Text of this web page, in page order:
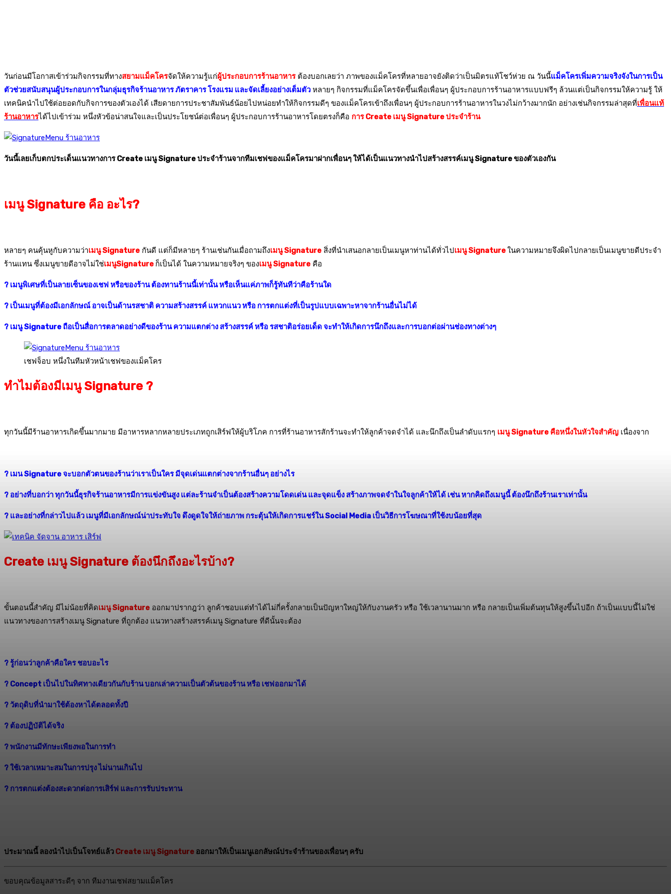
วันก่อนมีโอกาสเข้าร่วมกิจกรรมที่ทางสยามแม็คโครจัดให้ความรู้แก่ผู้ประกอบการร้านอาหารต้องบอกเลยว่า ภาพของแม็คโครที่หลายอาจยังติดว่าเป็นมิตรแท้โชว์ห่วย ณ วันนี้แม็คโครเพิ่มความจริงจังในการเป็น
ตัวช่วยสนับสนุนผู้ประกอบการในกลุ่มธุรกิจร้านอาหาร ภัตราคาร โรงแรม และจัดเลี้ยงอย่างเต็มตัว หลายๆ กิจกรรมที่แม็คโครจัดขึ้นเพื่อเพื่อนๆ ผู้ประกอบการร้านอาหารแบบฟรีๆ ล้วนแต่เป็นกิจกรรมให้ความรู้ ให้
เทคนิคนำไปใช้ต่อยอดกับกิจการของตัวเองได้ เสียดายการประชาสัมพันธ์น้อยไปหน่อยทำให้กิจกรรมดีๆ ของแม็คโครเข้าถึงเพื่อนๆ ผู้ประกอบการร้านอาหารในวงไม่กว้างมากนัก อย่างเช่นกิจกรรมล่าสุดที่เพื่อนแท้
ร้านอาหารได้ไปเข้าร่วม หนึ่งหัวข้อน่าสนใจและเป็นประโยชน์ต่อเพื่อนๆ ผู้ประกอบการร้านอาหารโดยตรงก็คือ การ Create เมนู Signature ประจำร้าน
วันนี้เลยเก็บตกประเด็นแนวทางการ Create เมนู Signature ประจำร้านจากทีมเชฟของแม็คโครมาฝากเพื่อนๆ ให้ได้เป็นแนวทางนำไปสร้างสรรค์เมนู Signature ของตัวเองกัน
เมนู Signature คือ อะไร?
หลายๆ คนคุ้นหูกับความว่าเมนู Signature กันดี แต่ก็มีหลายๆ ร้านเช่นกันเมื่อถามถึงเมนู Signature สิ่งที่นำเสนอกลายเป็นเมนูหาท่านได้ทั่วไปเมนู Signatureในความหมายจึงผิดไปกลายเป็นเมนูขายดีประจำ
ร้านแทน ซึ่งเมนูขายดีอาจไม่ใช่เมนูSignature ก็เป็นได้ ในความหมายจริงๆ ของเมนู Signature คือ
? เมนูพิเศษที่เป็นลายเซ็นของเชฟ หรือของร้าน ต้องทานร้านนี้เท่านั้น หรือเห็นแค่ภาพก็รู้ทันทีว่าคือร้านใด
? เป็นเมนูที่ต้องมีเอกลักษณ์ อาจเป็นด้านรสชาติ ความสร้างสรรค์ แหวกแนว หรือ การตกแต่งที่เป็นรูปแบบเฉพาะหาจากร้านอื่นไม่ได้
? เมนู Signature ถือเป็นสื่อการตลาดอย่างดีของร้าน ความแตกต่าง สร้างสรรค์ หรือ รสชาติอร่อยเด็ด จะทำให้เกิดการนึกถึงและการบอกต่อผ่านช่องทางต่างๆ
เชฟจ็อบ หนึ่งในทีมหัวหน้าเชฟของแม็คโคร
ทำไมต้องมีเมนู Signature ?
ทุกวันนี้มีร้านอาหารเกิดขึ้นมากมาย มีอาหารหลากหลายประเภทถูกเสิร์ฟให้ผู้บริโภค การที่ร้านอาหารสักร้านจะทำให้ลูกค้าจดจำได้ และนึกถึงเป็นลำดับแรกๆ เมนู Signature คือหนึ่งในหัวใจสำคัญ เนื่องจาก
? เมน Signature จะบอกตัวตนของร้านว่าเราเป็นใคร มีจุดเด่นแตกต่างจากร้านอื่นๆ อย่างไร
? อย่างที่บอกว่า ทุกวันนี้ธุรกิจร้านอาหารมีการแข่งขันสูง แต่ละร้านจำเป็นต้องสร้างความโดดเด่น และจุดแข็ง สร้างภาพจดจำในใจลูกค้าให้ได้ เช่น หากคิดถึงเมนูนี้ ต้องนึกถึงร้านเราเท่านั้น
? และอย่างที่กล่าวไปแล้ว เมนูที่มีเอกลักษณ์น่าประทับใจ ดึงดูดใจให้ถ่ายภาพ กระตุ้นให้เกิดการแชร์ใน Social Media เป็นวิธีการโฆษณาที่ใช้งบน้อยที่สุด
Create เมนู Signature ต้องนึกถึงอะไรบ้าง?
ขั้นตอนนี้สำคัญ มีไม่น้อยที่คิดเมนู Signature ออกมาปรากฎว่า ลูกค้าชอบแต่ทำได้ไม่กี่ครั้งกลายเป็นปัญหาใหญ่ให้กับงานครัว หรือ ใช้เวลานานมาก หรือ กลายเป็นเพิ่มต้นทุนให้สูงขึ้นไปอีก ถ้าเป็นแบบนี้ไม่ใช่
แนวทางของการสร้างเมนู Signature ที่ถูกต้อง แนวทางสร้างสรรค์เมนู Signature ที่ดีนั้นจะต้อง
? รู้ก่อนว่าลูกค้าคือใคร ชอบอะไร
? Concept เป็นไปในทิศทางเดียวกันกับร้าน บอกเล่าความเป็นตัวต้นของร้าน หรือ เชฟออกมาได้
? วัตถุดิบที่นำมาใช้ต้องหาได้ตลอดทั้งปี
? ต้องปฏิบัติได้จริง
? พนักงานมีทักษะเพียงพอในการทำ
? ใช้เวลาเหมาะสมในการปรุง ไม่นานเกินไป
? การตกแต่งต้องสะดวกต่อการเสิร์ฟ และการรับประทาน
ประมาณนี้ ลองนำไปเป็นโจทย์แล้ว Create เมนู Signature ออกมาให้เป็นเมนูเอกลัษณ์ประจำร้านของเพื่อนๆ ครับ
ขอบคุณข้อมูลสาระดีๆ จาก ทีมงานเชฟสยามแม็คโคร